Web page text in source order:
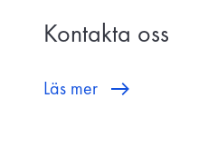
Kontakta oss
Läs mer